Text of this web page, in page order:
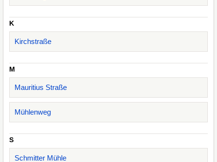
K
Kirchstraße
M
Mauritius Straße
Mühlenweg
S
Schmitter Mühle